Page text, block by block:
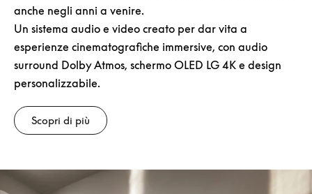
anche negli anni a venire.
Un sistema audio e video creato per dar vita a
esperienze cinematografiche immersive, con audio
surround Dolby Atmos, schermo OLED LG 4K e design
personalizzabile.
Scopri di più